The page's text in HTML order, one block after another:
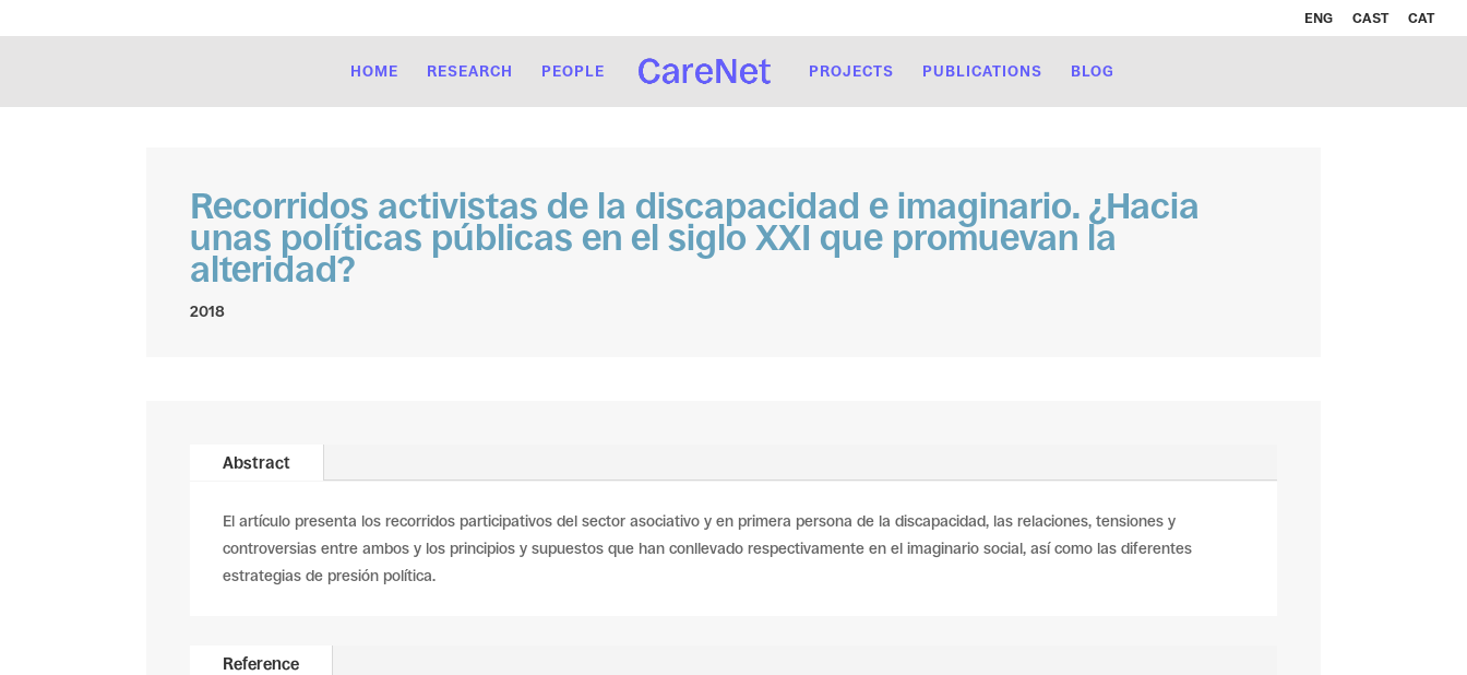
ENG CAST CAT
HOME RESEARCH PEOPLE PROJECTS PUBLICATIONS BLOG
Recorridos activistas de la discapacidad e imaginario. ¿Hacia
unas políticas públicas en el siglo XXI que promuevan la
alteridad?
2018
Abstract
El artículo presenta los recorridos participativos del sector asociativo y en primera persona de la discapacidad, las relaciones, tensiones y
controversias entre ambos y los principios y supuestos que han conllevado respectivamente en el imaginario social, así como las diferentes
estrategias de presión política.
Reference